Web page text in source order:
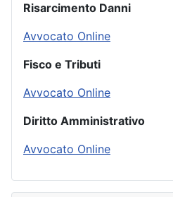
Risarcimento Danni
Avvocato Online
Fisco e Tributi
Avvocato Online
Diritto Amministrativo
Avvocato Online